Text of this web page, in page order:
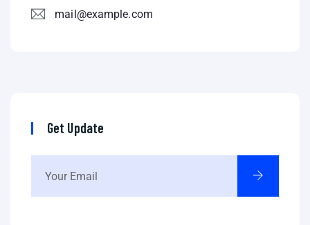
mail@example.com
Get Update